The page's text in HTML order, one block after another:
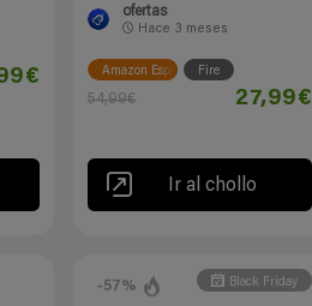
ofertas
Hace 3 meses
Amazon España Fire
54,99€ 27,99€
Ir al chollo
-57% Black Friday